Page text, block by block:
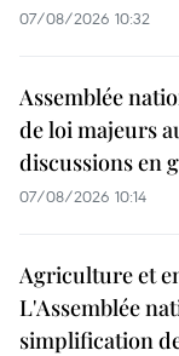
07/08/2026 10:32
Assemblée
de loi majeurs
discussions en
07/08/2026 10:14
Agriculture et
L'Assemblée
simplification